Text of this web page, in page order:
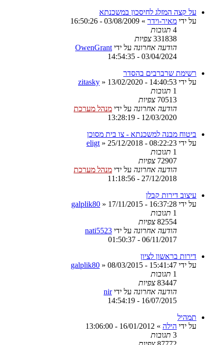
על קצה המזלג לחיסכון במשכנתא
על ידי מאיר-וידר »
03/08/2009 - 16:50:26
4 תגובות
331838 צפיות
הודעה אחרונה על ידי OwenGrant
03/04/2024 - 14:54:35
רשימת שרברבים בהסדר
על ידי
zitasky » 13/02/2020 - 14:40:53
1 תגובות
70513 צפיות
הודעה אחרונה על ידי מנהל מערכת
12/03/2020 - 13:28:19
ביטוח מבנה למשכנתא - צו בית מסוכן
על ידי
eligt » 25/12/2018 - 08:22:23
1 תגובות
72907 צפיות
הודעה אחרונה על ידי מנהל מערכת
27/12/2018 - 11:18:56
עיצוב דירות קבלן
על ידי
galplik80 » 17/11/2015 - 16:37:28
1 תגובות
82554 צפיות
הודעה אחרונה על ידי nati5523
06/11/2017 - 01:50:37
דירות בראשון לציון
על ידי
galplik80 » 08/03/2015 - 15:41:47
1 תגובות
83447 צפיות
הודעה אחרונה על ידיnir
16/07/2015 - 14:54:19
תמהיל
על ידי הילה »
16/01/2012 - 13:06:00
3 תגובות